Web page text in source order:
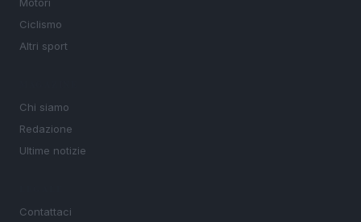
Ciclismo
Altri sport
Chi siamo
Redazione
Ultime notizie
Contattaci